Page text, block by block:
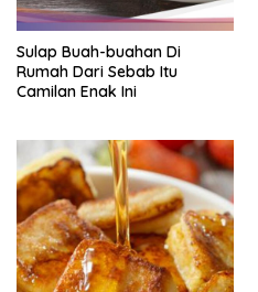
Sulap Buah-buahan Di
Rumah Dari Sebab Itu
Camilan Enak Ini